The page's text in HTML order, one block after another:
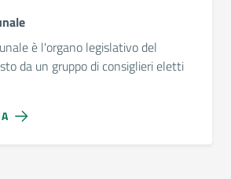
è l'organo legislativo del
da un gruppo di consiglieri eletti